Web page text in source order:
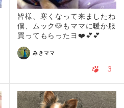
皆様、寒くなって来ましたね
僕、ムック🐶もママに暖か服
買ってもらったヨ❤️💕💕
みきママ
3